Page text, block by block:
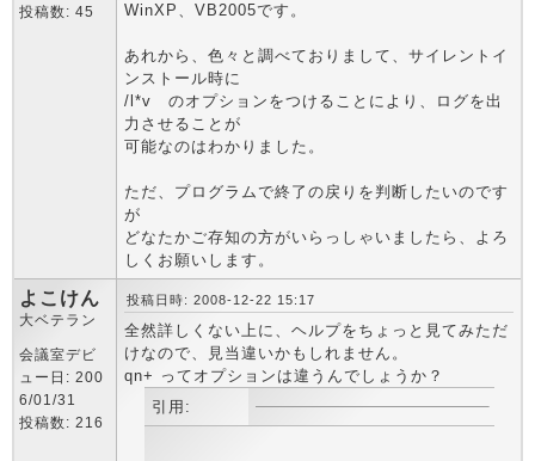
投稿数: 45
WinXP、VB2005です。
あれから、色々と調べておりまして、サイレントイ
ンストール時に
/l*v のオプションをつけることにより、ログを出
力させることが
可能なのはわかりました。
ただ、プログラムで終了の戻りを判断したいのです
が
どなたかご存知の方がいらっしゃいましたら、よろ
しくお願いします。
よこけん
大ベテラン
会議室デビ
ュー日: 200
6/01/31
投稿数: 216
投稿日時: 2008-12-22 15:17
全然詳しくない上に、ヘルプをちょっと見てみただ
けなので、見当違いかもしれません。
qn+ ってオプションは違うんでしょうか？
引用: